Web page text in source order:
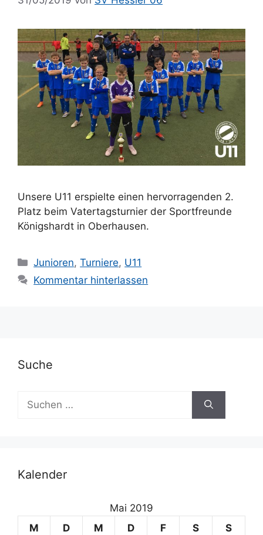
Unsere U11 erspielte einen hervorragenden 2.
Platz beim Vatertagsturnier der Sportfreunde
Königshardt in Oberhausen.
Kategorien
Junioren,Turniere, U11
Kommentar hinterlassen
Suche
Suchen
nach:
Kalender
Mai 2019
M
D M D F S S